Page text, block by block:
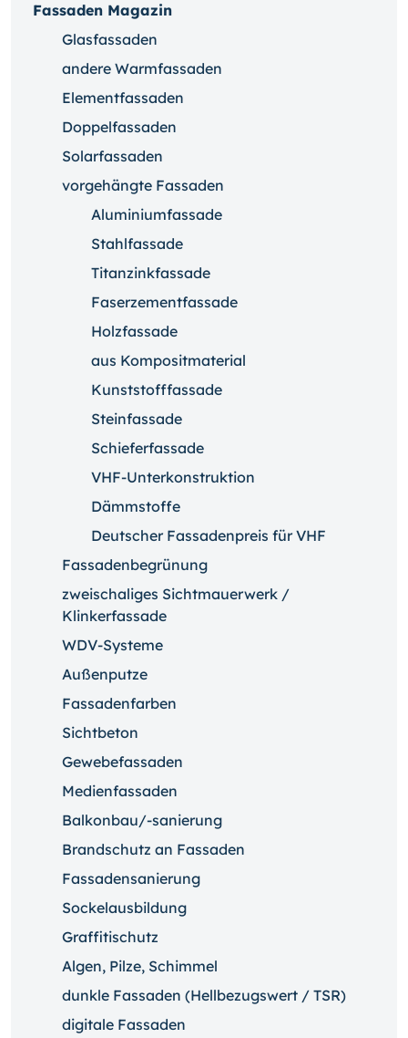
Fassaden Magazin
Glasfassaden
andere Warmfassaden
Elementfassaden
Doppelfassaden
Solarfassaden
vorgehängte Fassaden
Aluminiumfassade
Stahlfassade
Titanzinkfassade
Faserzementfassade
Holzfassade
aus Kompositmaterial
Kunststofffassade
Steinfassade
Schieferfassade
VHF-Unterkonstruktion
Dämmstoffe
Deutscher Fassadenpreis für VHF
Fassadenbegrünung
zweischaliges Sichtmauerwerk /
Klinkerfassade
WDV-Systeme
Außenputze
Fassadenfarben
Sichtbeton
Gewebefassaden
Medienfassaden
Balkonbau/-sanierung
Brandschutz an Fassaden
Fassadensanierung
Sockelausbildung
Graffitischutz
Algen, Pilze, Schimmel
dunkle Fassaden (Hellbezugswert / TSR)
digitale Fassaden